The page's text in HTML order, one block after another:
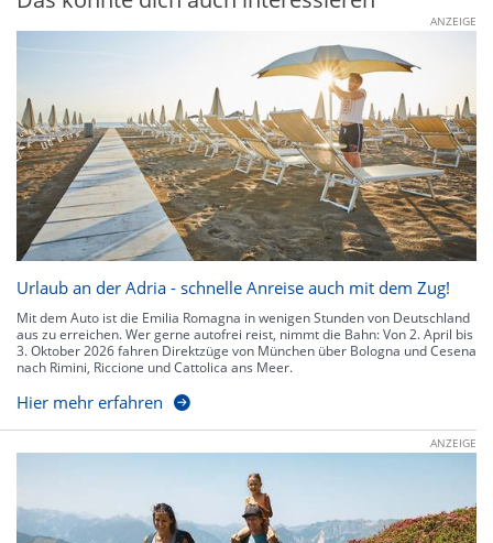
ANZEIGE
Urlaub an der Adria - schnelle Anreise auch mit dem Zug!
Mit dem Auto ist die Emilia Romagna in wenigen Stunden von Deutschland
aus zu erreichen. Wer gerne autofrei reist, nimmt die Bahn: Von 2. April bis
3. Oktober 2026 fahren Direktzüge von München über Bologna und Cesena
nach Rimini, Riccione und Cattolica ans Meer.
Hier mehr erfahren
ANZEIGE